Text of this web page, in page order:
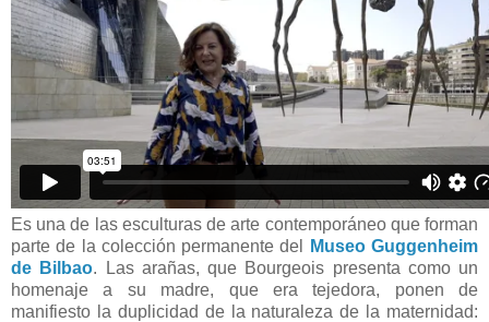
Es una de las esculturas de arte contemporáneo que forman
parte de la colección permanente del
Museo Guggenheim
de Bilbao. Las arañas, que Bourgeois presenta como un
homenaje a su madre, que era tejedora, ponen de
manifiesto la duplicidad de la naturaleza de la maternidad: